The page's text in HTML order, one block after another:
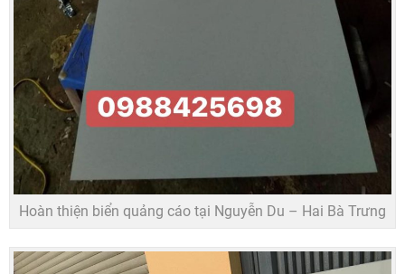
Hoàn thiện biển quảng cáo tại Nguyễn Du – Hai Bà Trưng